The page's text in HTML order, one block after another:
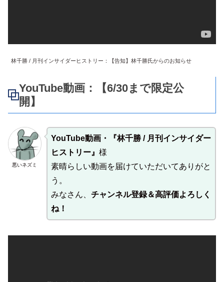
林千勝 / 月刊インサイダーヒストリー：【告知】林千勝氏からのお知らせ
YouTube動画：【6/30まで限定公
開】
悪いネズミ
YouTube動画・『林千勝 / 月刊インサイダー
ヒストリー』 様
素晴らしい動画を届けていただいてありがと
う。
みなさん、 チャンネル登録＆高評価よろしく
ね！